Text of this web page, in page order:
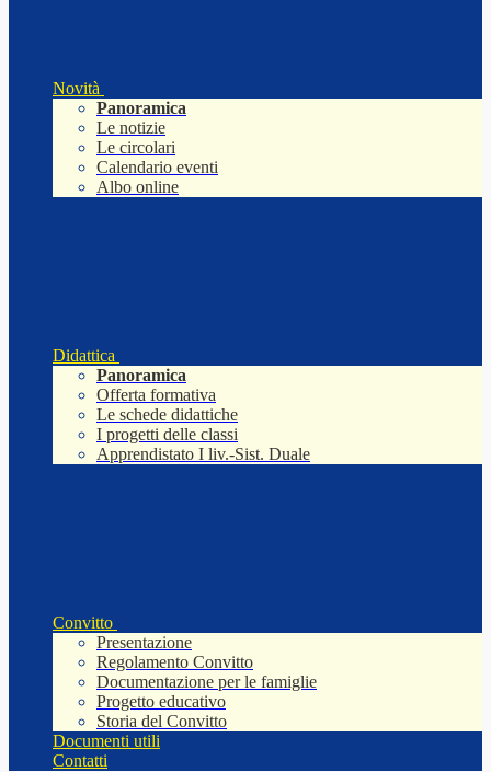
Novità
Panoramica
Le notizie
Le circolari
Calendario eventi
Albo online
Didattica
Panoramica
Offerta formativa
Le schede didattiche
I progetti delle classi
Apprendistato I liv.-Sist. Duale
Convitto
Presentazione
Regolamento Convitto
Documentazione per le famiglie
Progetto educativo
Storia del Convitto
Documenti utili
Contatti